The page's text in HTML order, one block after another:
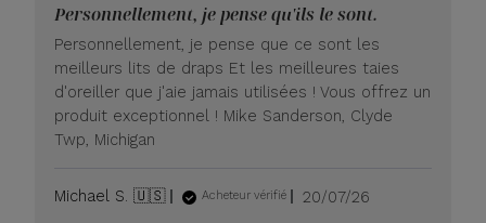
Personnellement, je pense qu'ils le sont.
Personnellement, je pense que ce sont les
meilleurs lits de draps Et les meilleures taies
d'oreiller que j'aie jamais utilisées ! Vous offrez un
produit exceptionnel ! Mike Sanderson, Clyde
Twp, Michigan
Michael S. 🇺🇸 Acheteur vérifié
Date
20/07/26